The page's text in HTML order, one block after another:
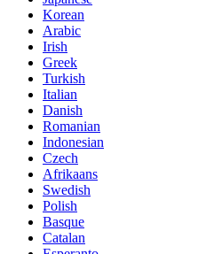
Korean
Arabic
Irish
Greek
Turkish
Italian
Danish
Romanian
Indonesian
Czech
Afrikaans
Swedish
Polish
Basque
Catalan